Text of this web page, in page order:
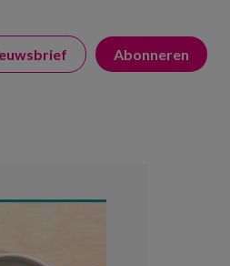
Abonneren